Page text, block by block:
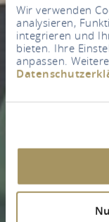
Wir verwenden
analysieren,
integrieren und
bieten. Ihre
anpassen.